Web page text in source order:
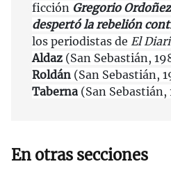
ficción Gregorio
despertó la rebelión
los periodistas de El
Aldaz (San Sebastián,
Roldán (San Sebastián,
Taberna (San Sebastián,
En otras secciones